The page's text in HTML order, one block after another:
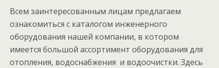
Всем заинтересованным лицам предлагаем
ознакомиться с каталогом инженерного
оборудования нашей компании, в котором
имеется большой ассортимент оборудования для
отопления, водоснабжения и водоочистки. Здесь